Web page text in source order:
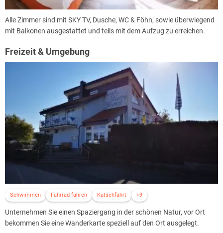
Alle Zimmer sind mit SKY TV, Dusche, WC & Föhn, sowie überwiegend
mit Balkonen ausgestattet und teils mit dem Aufzug zu erreichen.
Freizeit & Umgebung
Schwimmen Fahrrad fahren Kutschfahrt +9
Unternehmen Sie einen Spaziergang in der schönen Natur, vor Ort
bekommen Sie eine Wanderkarte speziell auf den Ort ausgelegt.